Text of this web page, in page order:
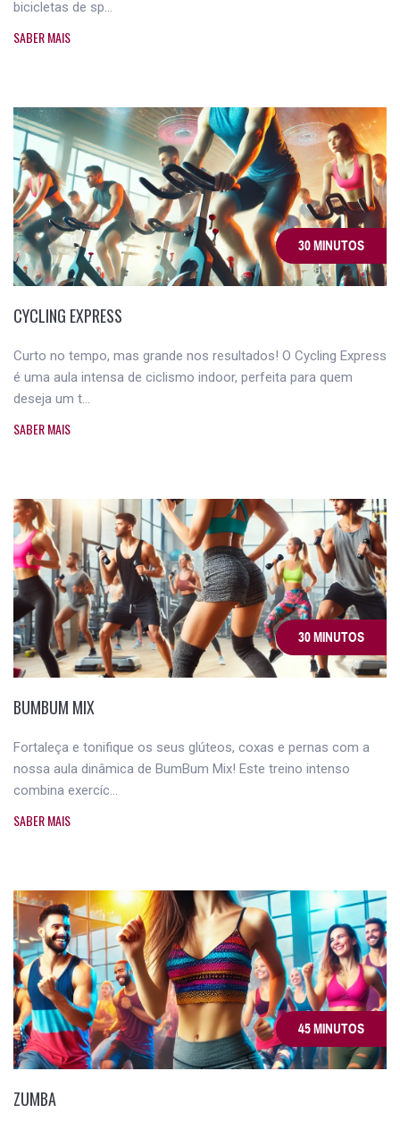
bicicletas de sp...
SABER MAIS
30 MINUTOS
CYCLING EXPRESS
Curto no tempo, mas grande nos resultados! O Cycling Express
é uma aula intensa de ciclismo indoor, perfeita para quem
deseja um t...
SABER MAIS
30 MINUTOS
BUMBUM MIX
Fortaleça e tonifique os seus glúteos, coxas e pernas com a
nossa aula dinâmica de BumBum Mix! Este treino intenso
combina exercíc...
SABER MAIS
45 MINUTOS
ZUMBA